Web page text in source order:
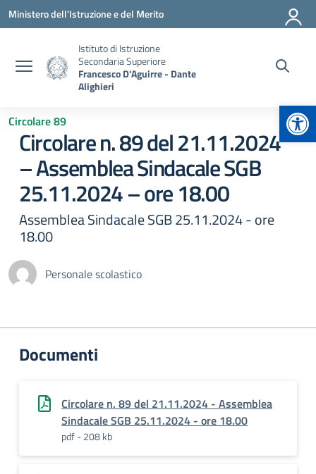
Vai ai contenuti
Vai al menu di navigazione
Vai al footer
Ministero dell'Istruzione e del Merito
Istituto di Istruzione
Secondaria Superiore
Francesco D'Aguirre - Dante
Alighieri
Circolare 89
Circolare n. 89 del 21.11.2024
– Assemblea Sindacale SGB
25.11.2024 – ore 18.00
Assemblea Sindacale SGB 25.11.2024 - ore
18.00
Personale scolastico
Documenti
Circolare n. 89 del 21.11.2024 - Assemblea
Sindacale SGB 25.11.2024 - ore 18.00
pdf - 208 kb